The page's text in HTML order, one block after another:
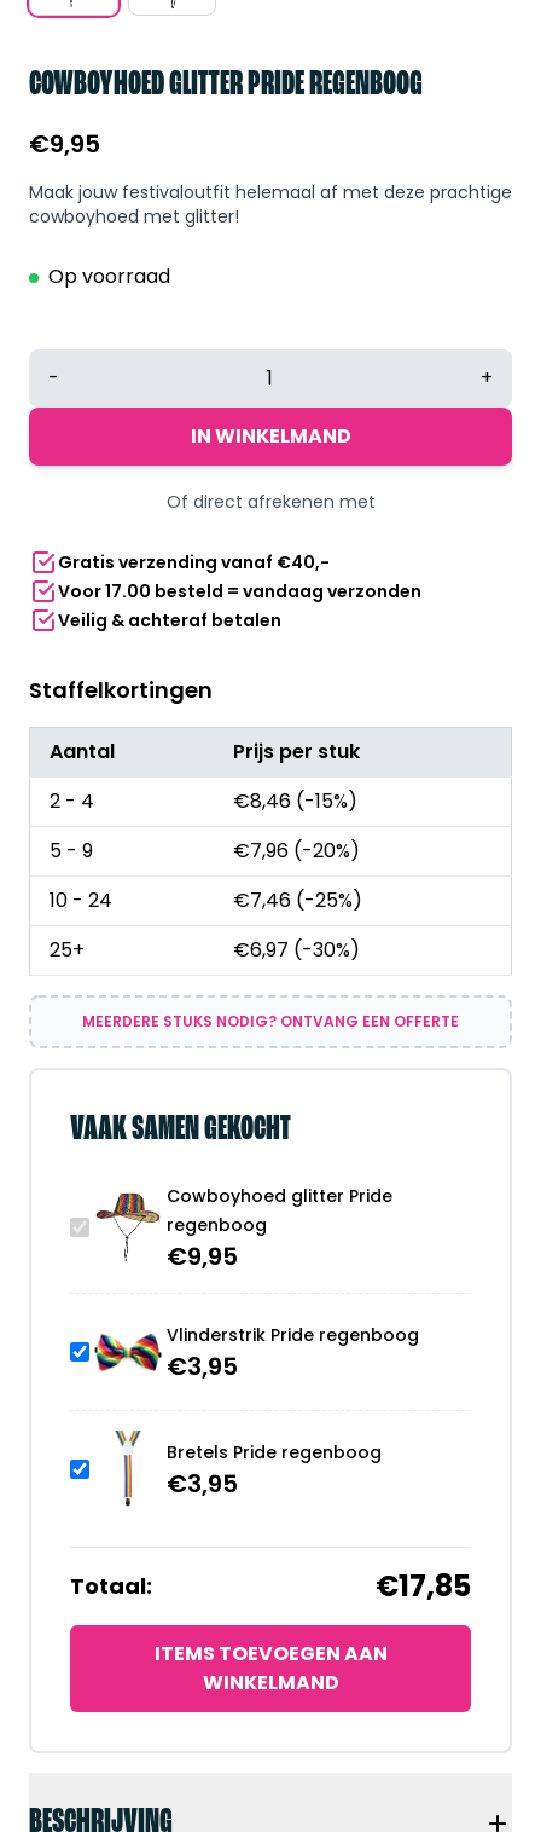
BESCHRIJVING
COWBOYHOED GLITTER PRIDE REGENBOOG
€9,95
Maak jouw festivaloutfit helemaal af met deze prachtige
cowboyhoed met glitter!
Op voorraad
Cowboyhoed
Pride
- +
IN WINKELMAND
Of direct afrekenen met
Gratis verzending vanaf €40,-
Voor 17.00 besteld = vandaag verzonden
Veilig & achteraf betalen
Staffelkortingen
Aantal
Prijs per stuk
2 - 4
€8,46 (-15%)
5 - 9
€7,96 (-20%)
10 - 24
€7,46 (-25%)
25+
€6,97 (-30%)
MEERDERE STUKS NODIG? ONTVANG EEN OFFERTE
VAAK SAMEN GEKOCHT
Cowboyhoed glitter Pride
regenboog
€9,95
Vlinderstrik Pride regenboog
€3,95
Bretels Pride regenboog
€3,95
Totaal: €17,85
ITEMS TOEVOEGEN AAN
WINKELMAND